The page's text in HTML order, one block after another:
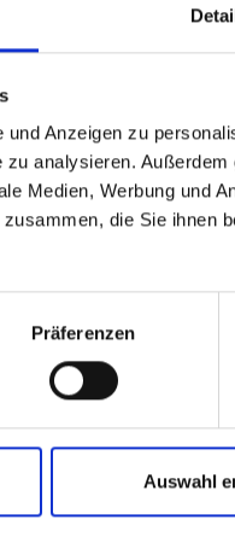
Anzeigen zu
analysieren.
Medien, Werbung und
die Sie ihnen
Präferenzen
Auswahl
WELKE